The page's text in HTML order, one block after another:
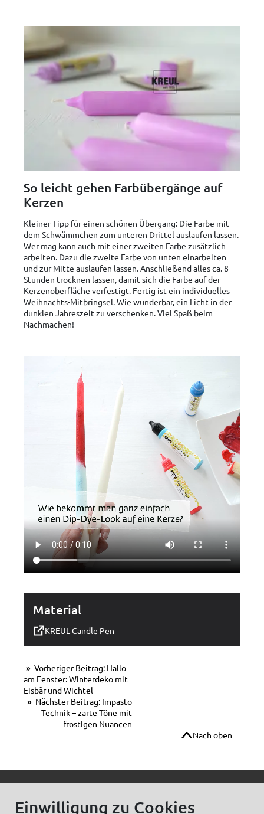
So leicht gehen Farbübergänge auf
Kerzen
Kleiner Tipp für einen schönen Übergang: Die Farbe mit
dem Schwämmchen zum unteren Drittel auslaufen lassen.
Wer mag kann auch mit einer zweiten Farbe zusätzlich
arbeiten. Dazu die zweite Farbe von unten einarbeiten
und zur Mitte auslaufen lassen. Anschließend alles ca. 8
Stunden trocknen lassen, damit sich die Farbe auf der
Kerzenoberfläche verfestigt. Fertig ist ein individuelles
Weihnachts-Mitbringsel. Wie wunderbar, ein Licht in der
dunklen Jahreszeit zu verschenken. Viel Spaß beim
Nachmachen!
Material
KREUL Candle Pen
Vorheriger Beitrag: Hallo
am Fenster: Winterdeko mit
Eisbär und Wichtel
Nächster Beitrag: Impasto
Technik – zarte Töne mit
frostigen Nuancen
Nach oben
Einwilligung zu Cookies